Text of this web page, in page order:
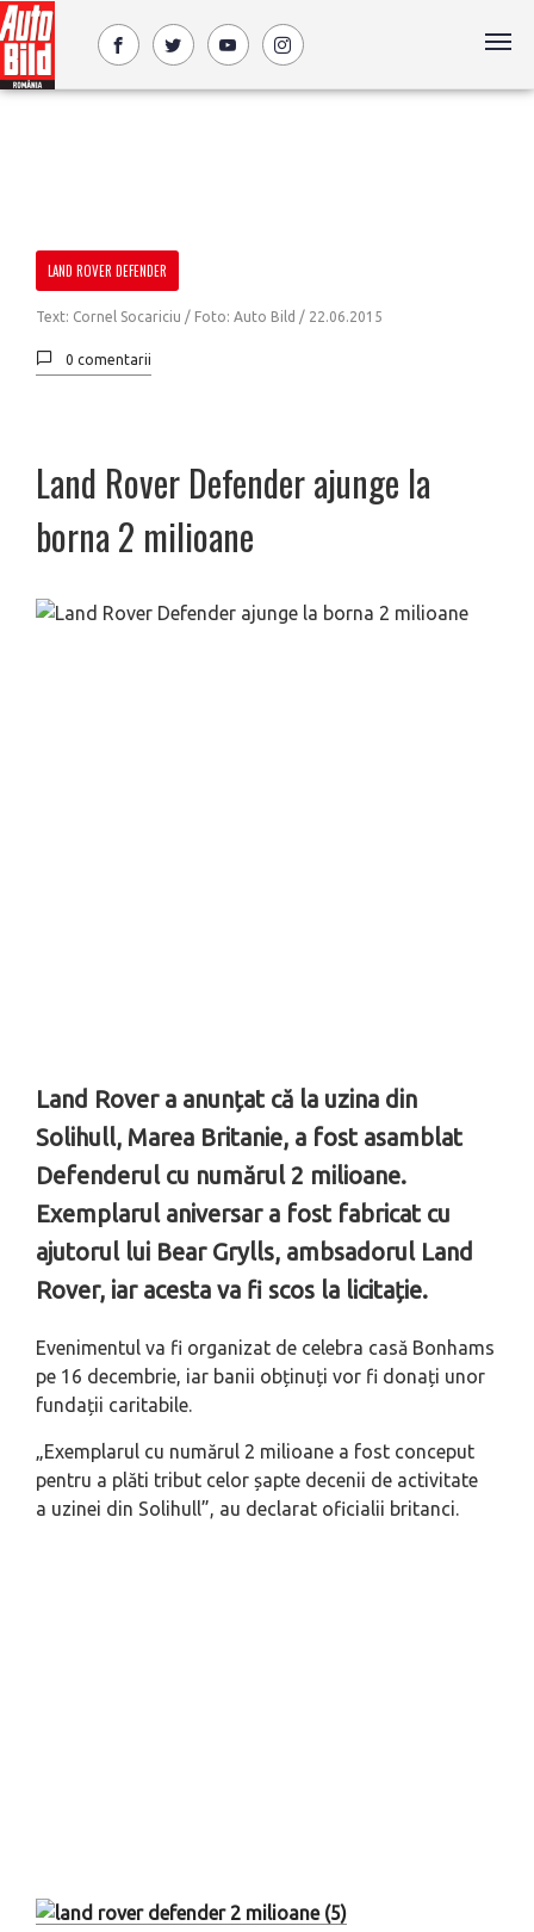
LAND ROVER DEFENDER
Text: Cornel Socariciu / Foto: Auto Bild / 22.06.2015
0 comentarii
Land Rover Defender ajunge la
borna 2 milioane
Land Rover a anunțat că la uzina din
Solihull, Marea Britanie, a fost asamblat
Defenderul cu numărul 2 milioane.
Exemplarul aniversar a fost fabricat cu
ajutorul lui Bear Grylls, ambsadorul Land
Rover, iar acesta va fi scos la licitație.
Evenimentul va fi organizat de celebra casă Bonhams
pe 16 decembrie, iar banii obținuți vor fi donați unor
fundații caritabile.
„Exemplarul cu numărul 2 milioane a fost conceput
pentru a plăti tribut celor șapte decenii de activitate
a uzinei din Solihull”, au declarat oficialii britanci.